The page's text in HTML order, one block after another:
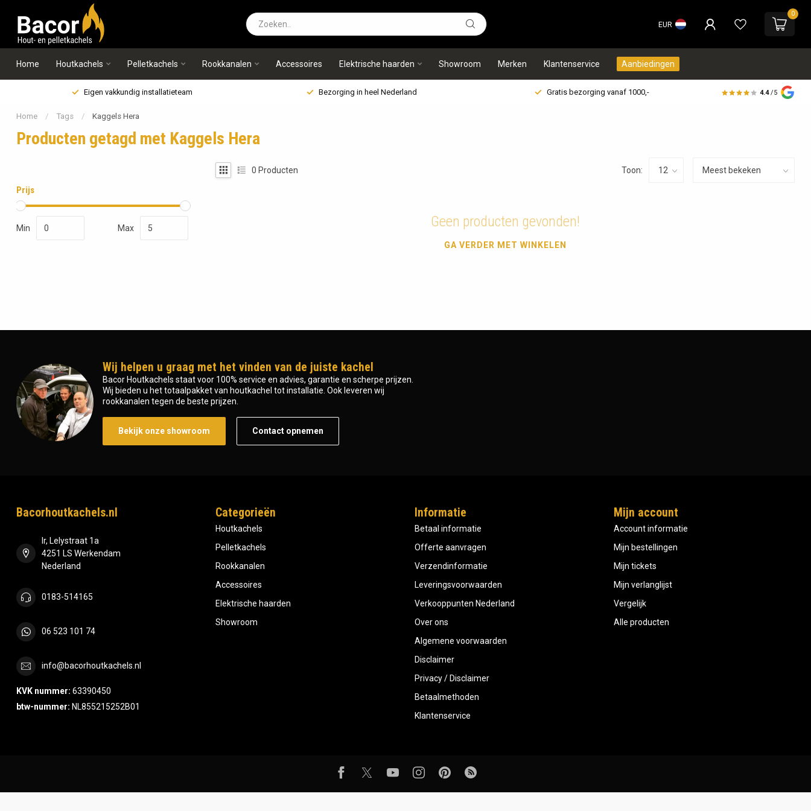
EUR
0
Home Houtkachels Pelletkachels Rookkanalen Accessoires Elektrische haarden Showroom Merken Klantenservice Aanbiedingen
Eigen vakkundig installatieteam Bezorging in heel Nederland Gratis bezorging vanaf 1000,- 4.4 /5
Home / Tags / Kaggels Hera
Producten getagd met Kaggels Hera
Prijs
Min Max
0 Producten Toon:
Geen producten gevonden!
GA VERDER MET WINKELEN
Wij helpen u graag met het vinden van de juiste kachel
Bacor Houtkachels staat voor 100% service en advies, garantie en scherpe prijzen.
Wij bieden u het totaalpakket van houtkachel tot installatie. Ook leveren wij
rookkanalen tegen de beste prijzen.
Bekijk onze showroom Contact opnemen
Bacorhoutkachels.nl
Ir, Lelystraat 1a
4251 LS Werkendam
Nederland
0183-514165
06 523 101 74
info@bacorhoutkachels.nl
KVK nummer: 63390450
btw-nummer: NL855215252B01
Categorieën
Houtkachels
Pelletkachels
Rookkanalen
Accessoires
Elektrische haarden
Showroom
Informatie
Betaal informatie
Offerte aanvragen
Verzendinformatie
Leveringsvoorwaarden
Verkooppunten Nederland
Over ons
Algemene voorwaarden
Disclaimer
Privacy / Disclaimer
Betaalmethoden
Klantenservice
Mijn account
Account informatie
Mijn bestellingen
Mijn tickets
Mijn verlanglijst
Vergelijk
Alle producten